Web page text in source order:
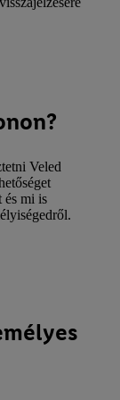
Veled
és mi is